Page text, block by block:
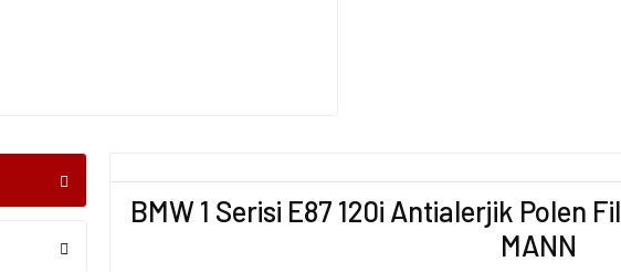
BMW 1 Serisi E87 120i Antialerjik Polen
MANN